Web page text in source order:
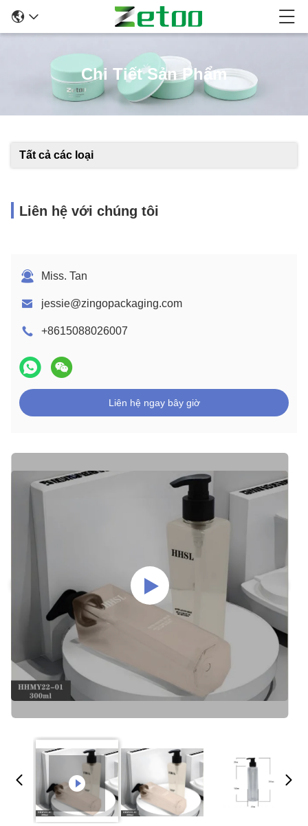
Chi Tiết Sản Phẩm
Tất cả các loại
Liên hệ với chúng tôi
Miss. Tan
jessie@zingopackaging.com
+8615088026007
Liên hệ ngay bây giờ